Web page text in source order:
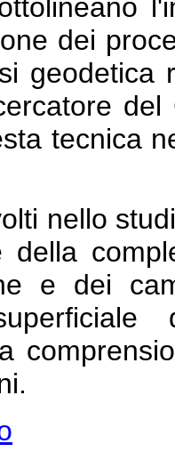
dei
del
tecnica
nello
della
e dei